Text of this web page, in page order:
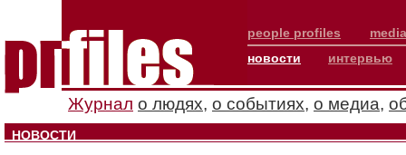
people profiles
новости
интервью
Журнал о людях, о событиях, о медиа,
НОВОСТИ